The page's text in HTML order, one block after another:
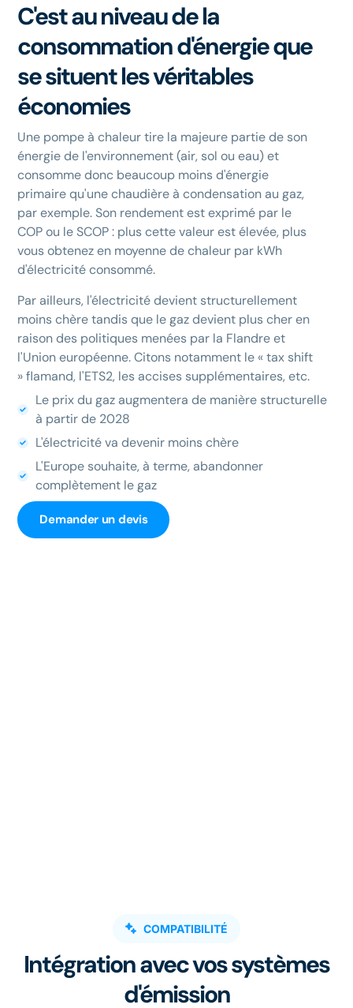
C'est au niveau de la
consommation d'énergie que
se situent les véritables
économies
Une pompe à chaleur tire la majeure partie de son
énergie de l'environnement (air, sol ou eau) et
consomme donc beaucoup moins d'énergie
primaire qu'une chaudière à condensation au gaz,
par exemple. Son rendement est exprimé par le
COP ou le SCOP : plus cette valeur est élevée, plus
vous obtenez en moyenne de chaleur par kWh
d'électricité consommé.
Par ailleurs, l'électricité devient structurellement
moins chère tandis que le gaz devient plus cher en
raison des politiques menées par la Flandre et
l'Union européenne. Citons notamment le « tax shift
» flamand, l'ETS2, les accises supplémentaires, etc.
Le prix du gaz augmentera de manière structurelle
à partir de 2028
L'électricité va devenir moins chère
L'Europe souhaite, à terme, abandonner
complètement le gaz
Demander un devis
COMPATIBILITÉ
Intégration avec vos systèmes
d'émission